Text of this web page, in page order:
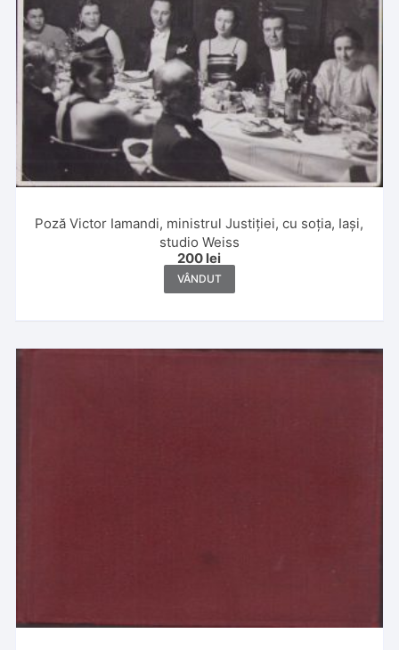
Poză Victor Iamandi, ministrul Justiției, cu soția, Iași,
studio Weiss
200 lei
VÂNDUT